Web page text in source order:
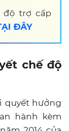
độ trợ cấp
ĐÂY
chế độ
quyết hưởng
hành kèm